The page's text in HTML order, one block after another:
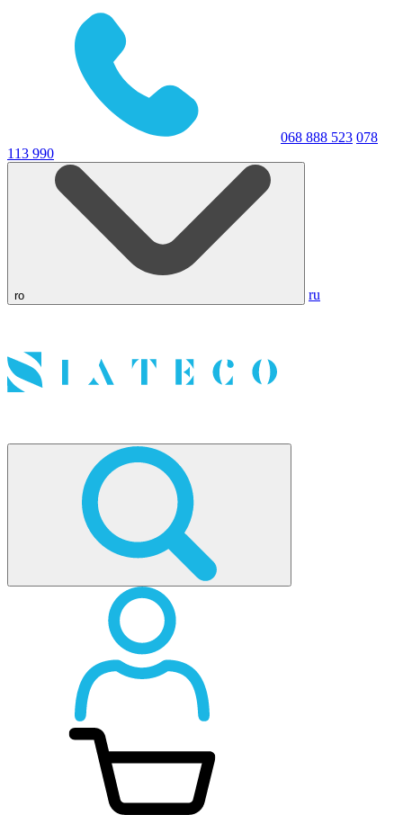
068 888 523 078
113 990
ro ru